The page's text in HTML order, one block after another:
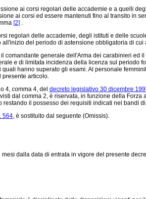
ai corsi regolari delle accademie e a quelli
ai corsi ed essere mantenuti fino al transito in
[2] .
regolari delle accademie, degli istituti e delle
del periodo di astensione obbligatoria di cui
comandante generale dell'Arma dei carabinieri
e di limitata incidenza della licenza sul
hanno superato gli esami. Al personale
presente articolo.
4, comma 4, del decreto legislativo 30 dicembre
dal comma 2, è riservata, in funzione della
restando il possesso dei requisiti indicati nei bandi
564, è sostituito dal seguente (Omissis).
dalla data di entrata in vigore del presente